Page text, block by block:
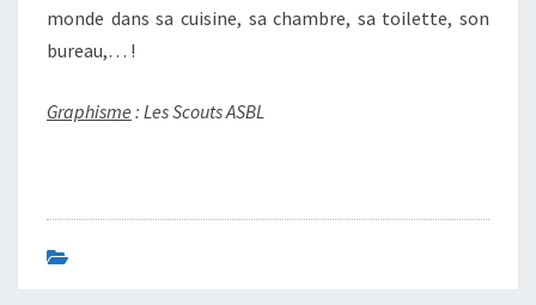
monde dans sa cuisine, sa chambre, sa toilette, son
bureau,… !
Graphisme : Les Scouts ASBL